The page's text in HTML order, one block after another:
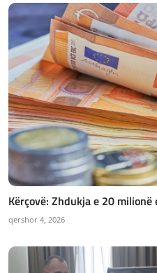
Kërçovë: Zhdukja e 20
qershor 4, 2026